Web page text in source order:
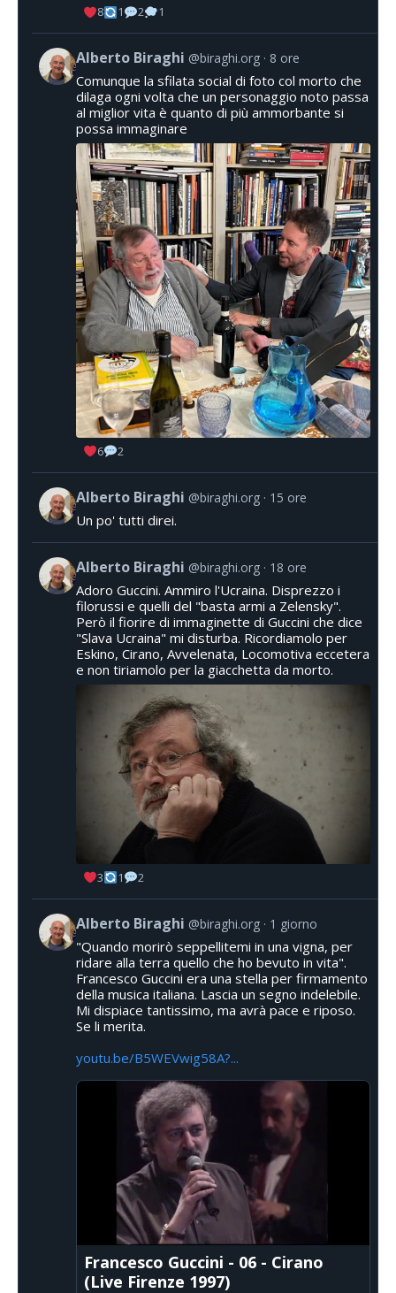
8 1 2 1
Alberto Biraghi @biraghi.org 8 ore
Comunque la sfilata social di foto col morto che
dilaga ogni volta che un personaggio noto passa
al miglior vita è quanto di più ammorbante si
possa immaginare
6 2
Alberto Biraghi @biraghi.org 15 ore
Un po' tutti direi.
Alberto Biraghi @biraghi.org 18 ore
Adoro Guccini. Ammiro l'Ucraina. Disprezzo i
filorussi e quelli del "basta armi a Zelensky".
Però il fiorire di immaginette di Guccini che dice
"Slava Ucraina" mi disturba. Ricordiamolo per
Eskino, Cirano, Avvelenata, Locomotiva eccetera
e non tiriamolo per la giacchetta da morto.
3 1 2
Alberto Biraghi @biraghi.org 1 giorno
"Quando morirò seppellitemi in una vigna, per
ridare alla terra quello che ho bevuto in vita".
Francesco Guccini era una stella per firmamento
della musica italiana. Lascia un segno indelebile.
Mi dispiace tantissimo, ma avrà pace e riposo.
Se li merita.
youtu.be/B5WEVwig58A?...
Francesco Guccini - 06 - Cirano
(Live Firenze 1997)